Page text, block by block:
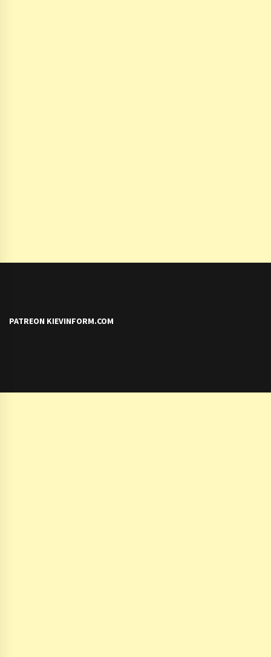
PATREON KIEVINFORM.COM